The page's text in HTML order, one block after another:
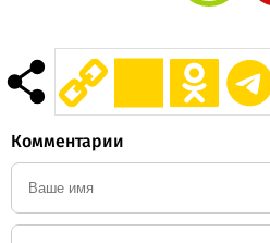
Комментарии